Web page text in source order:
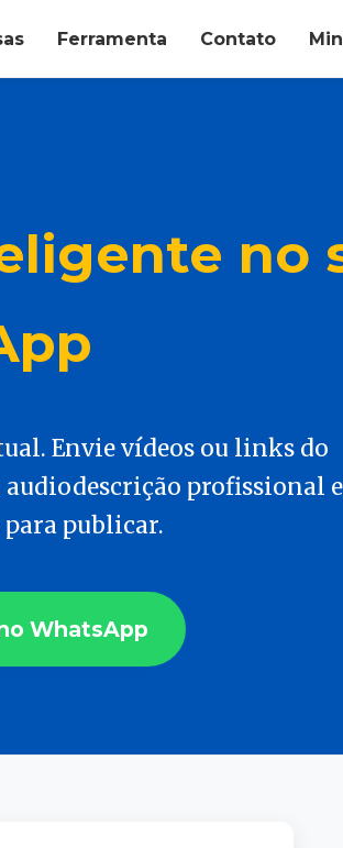
Ferramenta Contato
no
Envie vídeos ou links do
profissional
publicar.
WhatsApp